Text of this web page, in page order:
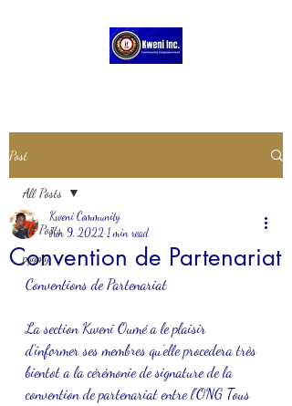
Post
All Posts
pygmy
All Posts
Convention de Partenariat
Kweni Community
Jun 9, 2022 1 min read
Conventions de Partenariat
La section Kweni Oumé a le plaisir
d'informer ses membres qu’elle procedera très
bientot a la cérémonie de signature de la
convention de partenariat entre l'ONG Tous